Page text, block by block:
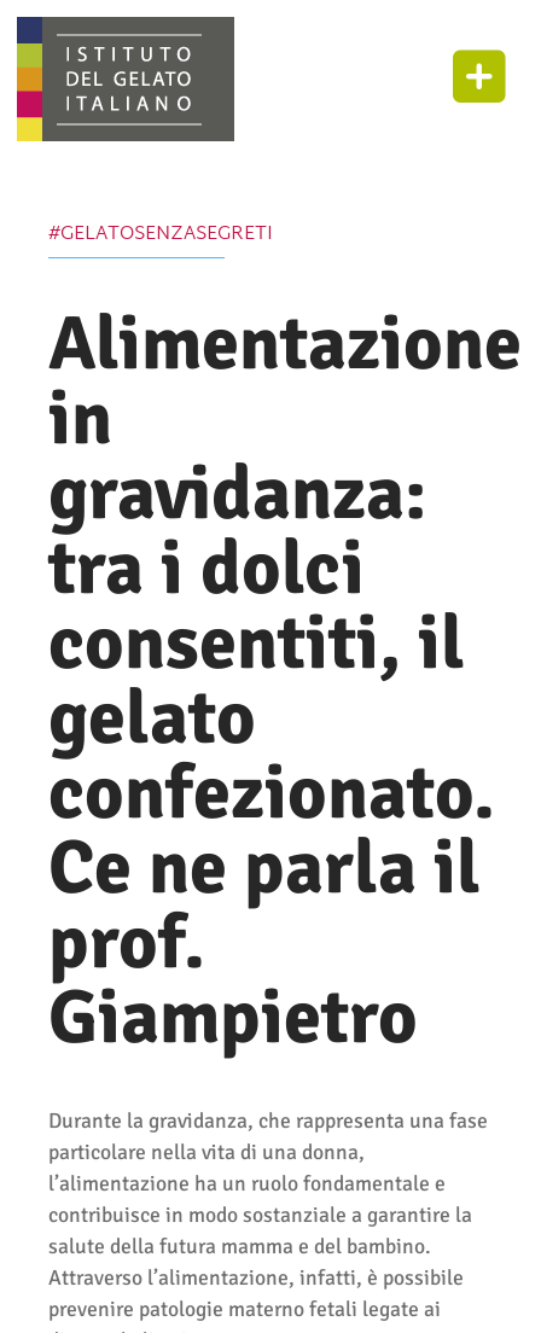
#GELATOSENZASEGRETI
Alimentazione
in
gravidanza:
tra i dolci
consentiti, il
gelato
confezionato.
Ce ne parla il
prof.
Giampietro
Durante la gravidanza, che rappresenta una fase
particolare nella vita di una donna,
l’alimentazione ha un ruolo fondamentale e
contribuisce in modo sostanziale a garantire la
salute della futura mamma e del bambino.
Attraverso l’alimentazione, infatti, è possibile
prevenire patologie materno fetali legate ai